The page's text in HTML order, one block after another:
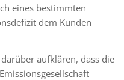
eines bestimmten
dem Kunden
aufklären, dass die